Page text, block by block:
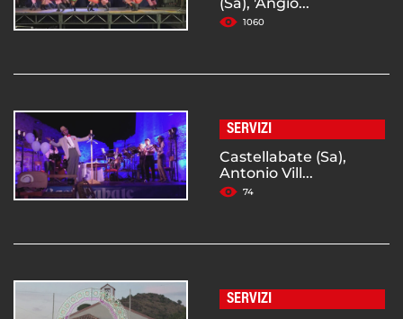
1060
SERVIZI
Castellabate (Sa),
Antonio Vill...
74
SERVIZI